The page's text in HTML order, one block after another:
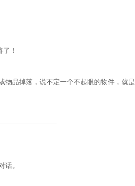
！
品掉落，说不定一个不起眼的物件，就是
。